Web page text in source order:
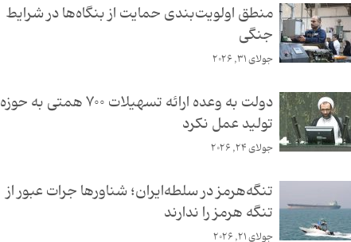
منطق اولویت‌بندی حمایت از بنگاه‌ها در شرایط
جنگی
جولای 31, 2026
دولت به وعده ارائه تسهیلات ۷۰۰ همتی به حوزه
تولید عمل نکرد
جولای 24, 2026
تنگه‌هرمز در سلطه‌ایران؛ شناورها جرات عبور از
تنگه هرمز را ندارند
جولای 21, 2026